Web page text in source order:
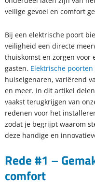
veilige gevoel en comfort
Bij een elektrische poort
veiligheid een directe
thuiskomst en zorgen voor
gasten. Elektrische poorten
huiseigenaren, variërend
en meer. In dit artikel
vaakst terugkrijgen van
redenen voor het
zodat je begrijpt waarom
deze handige en
Rede #1 –
comfort